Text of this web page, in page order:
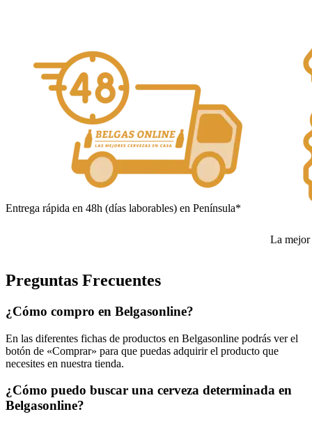
Entrega rápida en 48h (días laborables) en Península*
La mejor
Preguntas Frecuentes
¿Cómo compro en Belgasonline?
En las diferentes fichas de productos en Belgasonline podrás ver el
botón de «Comprar» para que puedas adquirir el producto que
necesites en nuestra tienda.
¿Cómo puedo buscar una cerveza determinada en
Belgasonline?